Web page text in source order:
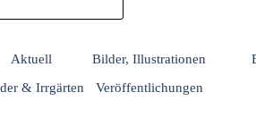
Aktuell Bilder, Illustrationen
& Irrgärten Veröffentlichungen